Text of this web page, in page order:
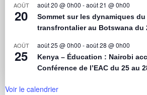
AOÛT
20
août 20 @ 0h00 -août 21 @ 0h00
Sommet sur les dynamiques du
transfrontalier au Botswana du
AOÛT
25
août 25 @ 0h00 -août 28 @ 0h00
Kenya – Éducation : Nairobi
Conférence de l’EAC du 25 au
Voir le calendrier